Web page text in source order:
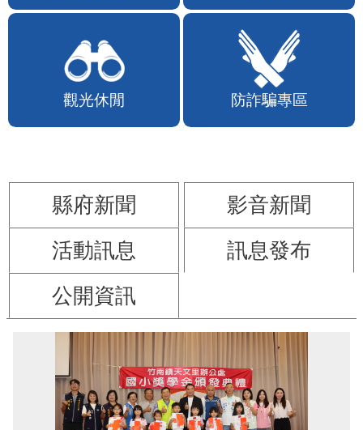
觀光休閒 防詐騙專區
縣府新聞
影音新聞
活動訊息
訊息發布
公開資訊